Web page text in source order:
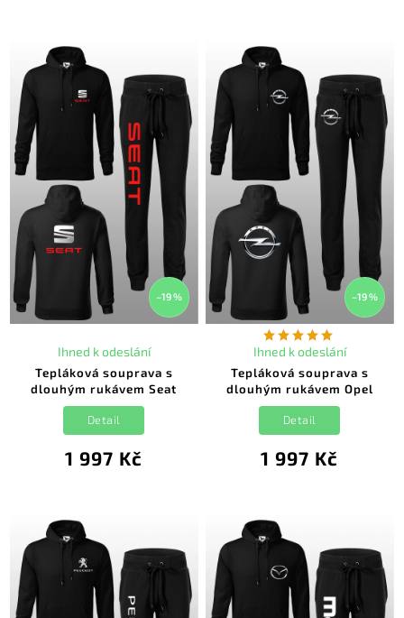
–19 %
Tepláková souprava s
dlouhým rukávem Seat
Ihned k odeslání
1 997 Kč
Detail
–19 %
Tepláková souprava s
dlouhým rukávem Opel
Ihned k odeslání
1 997 Kč
Detail